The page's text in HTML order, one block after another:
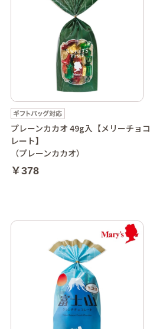
プレーンカカオ 49g入【メリーチョコ
レート】
（プレーンカカオ）
￥378